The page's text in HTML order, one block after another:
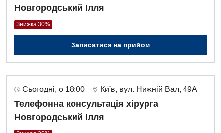
Новгородський Ілля
Знижка 30%
Записатися на прийом
Сьогодні, о 18:00 Київ, вул. Нижній Вал, 49А
Телефонна консультація хірурга
Новгородський Ілля